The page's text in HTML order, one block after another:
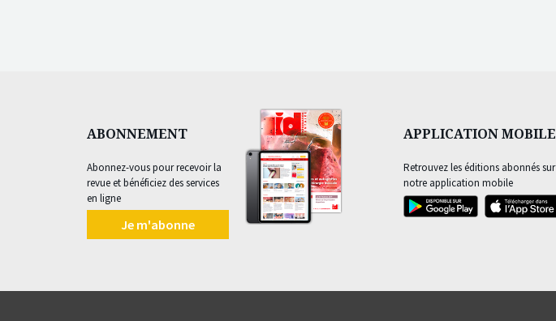
ABONNEMENT
Abonnez-vous pour recevoir la
revue et bénéficiez des services
en ligne
Je m'abonne
APPLICATION MOBILE
Retrouvez les éditions abonnés sur
notre application mobile